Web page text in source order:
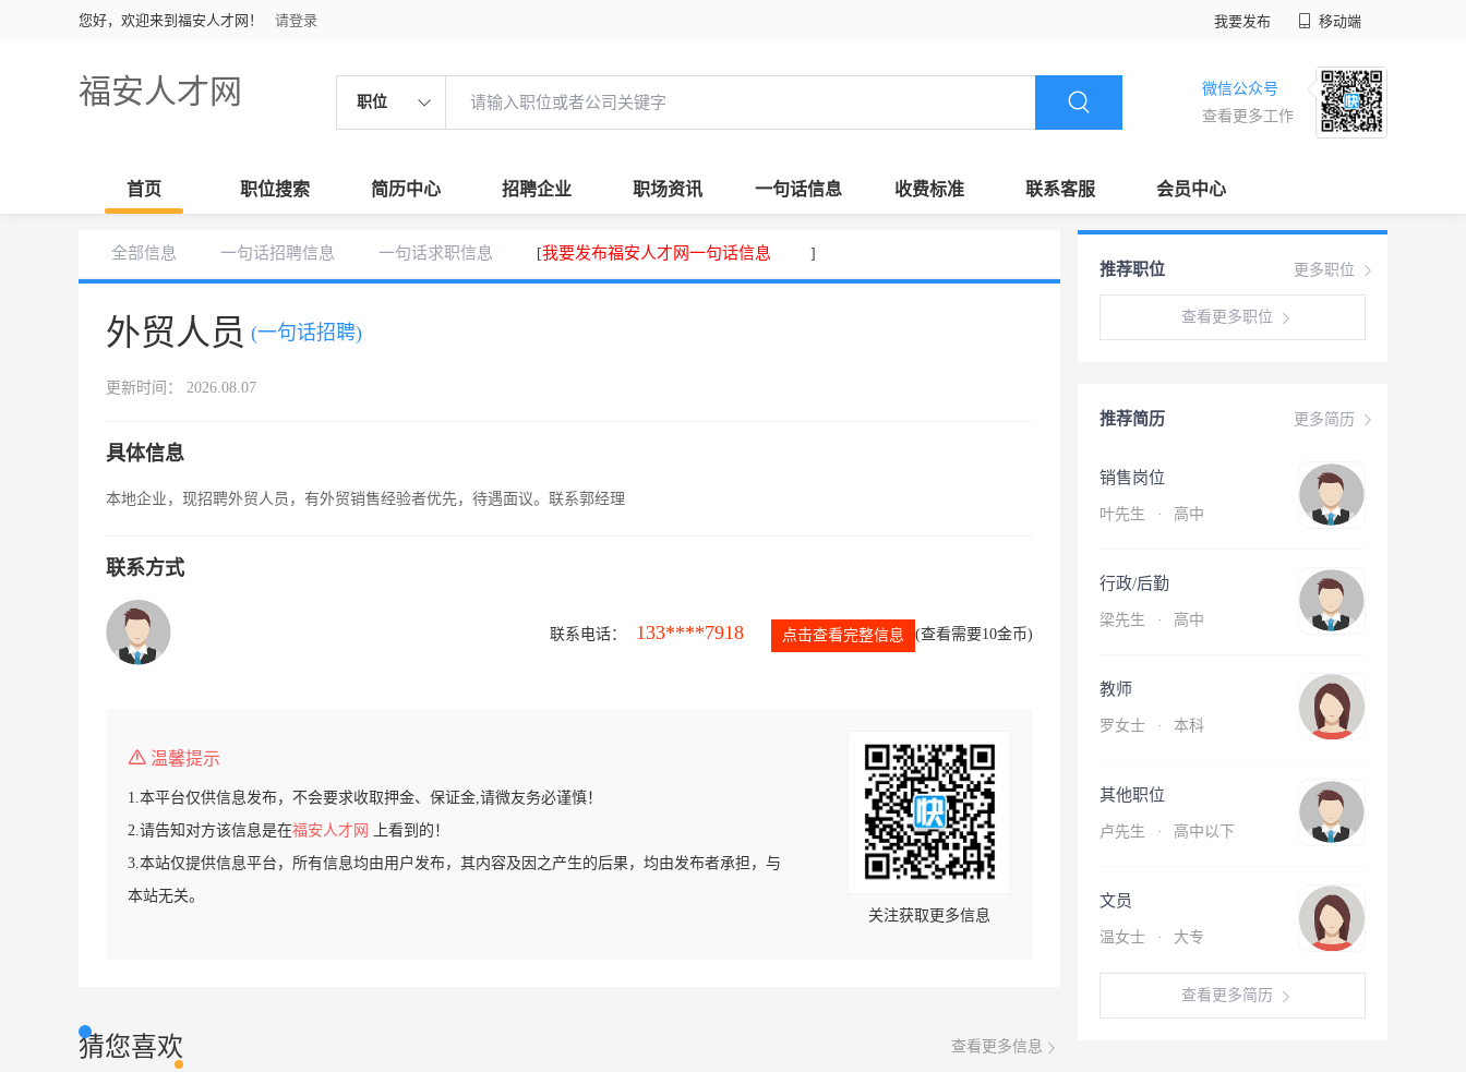
您好，欢迎来到福安人才网！ 请登录 我要发布 移动端
福安人才网 职位
微信公众号
查看更多工作
首页 职位搜索 简历中心 招聘企业 职场资讯 一句话信息 收费标准 联系客服 会员中心
全部信息 一句话招聘信息 一句话求职信息 [我要发布福安人才网一句话信息 ]
外贸人员 (一句话招聘)
更新时间： 2026.08.07
具体信息
本地企业，现招聘外贸人员，有外贸销售经验者优先，待遇面议。联系郭经理
联系方式
联系电话： 133****7918 点击查看完整信息 (查看需要10金币)
温馨提示
1.本平台仅供信息发布，不会要求收取押金、保证金,请微友务必谨慎！
2.请告知对方该信息是在福安人才网
上看到的！
3.本站仅提供信息平台，所有信息均由用户发布，其内容及因之产生的后果，均由发布者承担，与
本站无关。
关注获取更多信息
猜您喜欢 查看更多信息
更多职位
推荐职位
查看更多职位
更多简历
推荐简历
销售岗位
叶先生 · 高中
行政/后勤
梁先生 · 高中
教师
罗女士 · 本科
其他职位
卢先生 · 高中以下
文员
温女士 · 大专
查看更多简历